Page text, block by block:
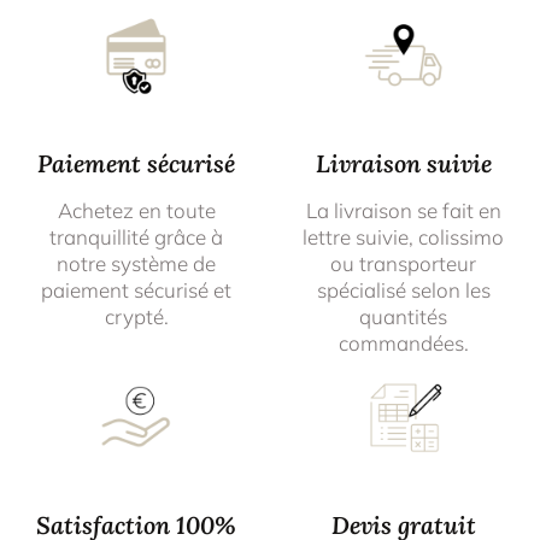
Paiement sécurisé
Achetez en toute
tranquillité grâce à
notre système de
paiement sécurisé et
crypté.
Livraison suivie
La livraison se fait en
lettre suivie, colissimo
ou transporteur
spécialisé selon les
quantités
commandées.
Satisfaction 100%
Devis gratuit